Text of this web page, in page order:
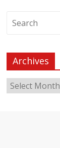
Archives